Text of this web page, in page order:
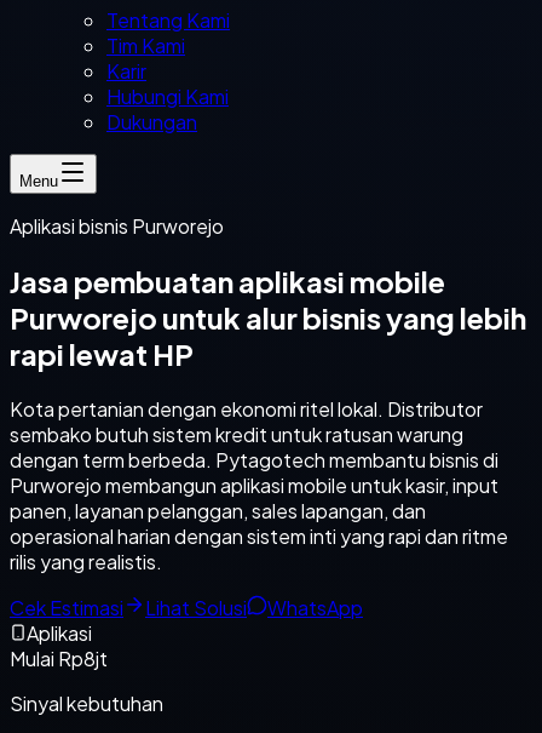
Tentang Kami
Tim Kami
Karir
Hubungi Kami
Dukungan
Menu
Aplikasi bisnis Purworejo
Jasa pembuatan aplikasi mobile
Purworejo untuk alur bisnis yang lebih
rapi lewat HP
Kota pertanian dengan ekonomi ritel lokal. Distributor
sembako butuh sistem kredit untuk ratusan warung
dengan term berbeda. Pytagotech membantu bisnis di
Purworejo membangun aplikasi mobile untuk kasir, input
panen, layanan pelanggan, sales lapangan, dan
operasional harian dengan sistem inti yang rapi dan ritme
rilis yang realistis.
Cek Estimasi
Lihat Solusi
WhatsApp
Aplikasi
Mulai Rp8jt
Sinyal kebutuhan